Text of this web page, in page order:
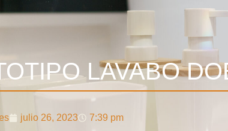
LAVABO
julio 26, 2023 7:39 pm